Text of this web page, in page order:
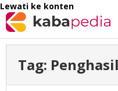
Lewati ke konten
Tag: